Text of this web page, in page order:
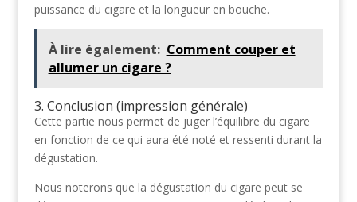
puissance du cigare et la longueur en bouche.
À lire également: Comment couper et
allumer un cigare ?
3. Conclusion (impression générale)
Cette partie nous permet de juger l’équilibre du cigare
en fonction de ce qui aura été noté et ressenti durant la
dégustation.
Nous noterons que la dégustation du cigare peut se